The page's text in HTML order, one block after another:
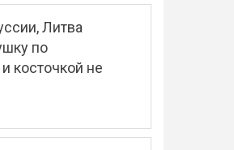
Литва
по
косточкой не